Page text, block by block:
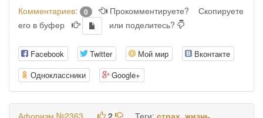
Комментариев: 0 Прокомментируете?
Скопируете
его в буфер
или поделитесь?
Facebook Twitter Мой мир
Вконтакте
Одноклассники
Google+
Афоризм №2363 2 Теги: страх, жизнь